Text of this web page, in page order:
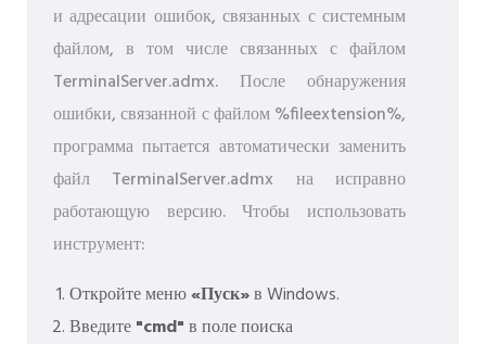
и адресации ошибок, связанных с системным
файлом, в том числе связанных с файлом
TerminalServer.admx. После обнаружения
ошибки, связанной с файлом %fileextension%,
программа пытается автоматически заменить
файл TerminalServer.admx на исправно
работающую версию. Чтобы использовать
инструмент:
Откройте меню«Пуск»в Windows.
Введите"cmd"в поле поиска